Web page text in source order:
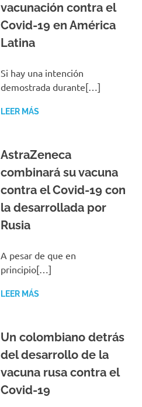
vacunación contra el
Covid-19 en América
Latina
Si hay una intención
demostrada durante[…]
LEER MÁS
AstraZeneca
combinará su vacuna
contra el Covid-19 con
la desarrollada por
Rusia
A pesar de que en
principio[…]
LEER MÁS
Un colombiano detrás
del desarrollo de la
vacuna rusa contra el
Covid-19